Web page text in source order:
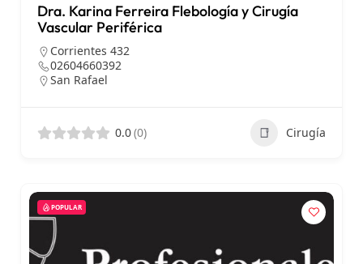
Dra. Karina Ferreira Flebología y Cirugía
Vascular Periférica
Corrientes 432
02604660392
San Rafael
0.0(0) Cirugía
POPULAR